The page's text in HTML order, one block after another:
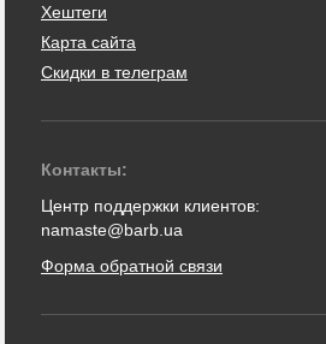
Хештеги
Карта сайта
Скидки в телеграм
Контакты:
Центр поддержки клиентов:
namaste@barb.ua
Форма обратной связи